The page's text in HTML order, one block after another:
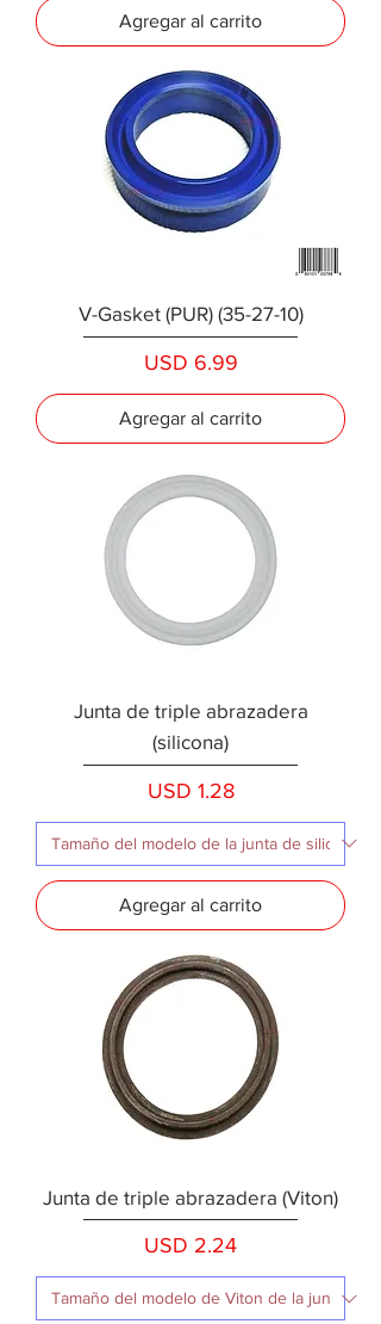
Agregar al carrito
V-Gasket (PUR) (35-27-10)
Precio
USD 6.99
Agregar al carrito
Junta de triple abrazadera
(silicona)
Precio
USD 1.28
Agregar al carrito
Junta de triple abrazadera (Viton)
Precio
USD 2.24